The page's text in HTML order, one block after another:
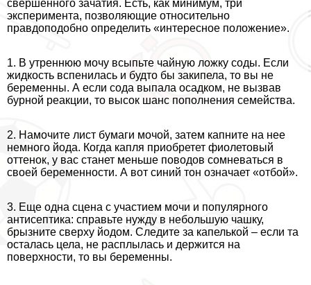
свершенного зачатия. Есть, как минимум, три
эксперимента, позволяющие относительно
правдоподобно определить «интересное положение».
1. В утреннюю мочу всыпьте чайную ложку соды. Если
жидкость вспенилась и будто бы закипела, то вы не
беременны. А если сода выпала осадком, не вызвав
бурной реакции, то высок шанс пополнения семейства.
2. Намочите лист бумаги мочой, затем капните на нее
немного йода. Когда капля приобретет фиолетовый
оттенок, у вас станет меньше поводов сомневаться в
своей беременности. А вот синий тон означает «отбой».
3. Еще одна сцена с участием мочи и популярного
антисептика: справьте нужду в небольшую чашку,
брызните сверху йодом. Следите за капелькой – если та
осталась цела, не расплылась и держится на
поверхности, то вы беременны.